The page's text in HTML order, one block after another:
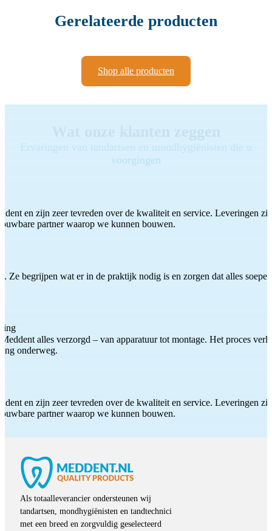
Gerelateerde producten
Shop alle producten
Ervaringen van tandartsen en mondhygiënisten die u
voorgingen
en zijn zeer tevreden over de kwaliteit en service. Leveringen
partner waarop we kunnen bouwen.
Ze begrijpen wat er in de praktijk nodig is en zorgen dat alles
alles verzorgd – van apparatuur tot montage. Het proces
onderweg.
en zijn zeer tevreden over de kwaliteit en service. Leveringen
partner waarop we kunnen bouwen.
Als totaalleverancier ondersteunen wij
tandartsen, mondhygiënisten en tandtechnici
met een breed en zorgvuldig geselecteerd